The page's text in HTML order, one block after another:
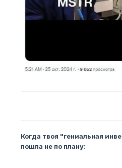
Когда твоя "гениальная
пошла не по плану: